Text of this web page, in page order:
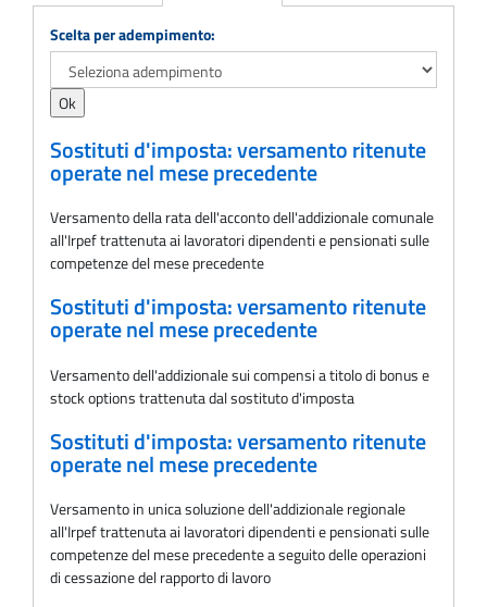
Adempimento
Scelta per adempimento:
Sostituti d'imposta: versamento ritenute
operate nel mese precedente
Versamento della rata dell'acconto dell'addizionale comunale
all'Irpef trattenuta ai lavoratori dipendenti e pensionati sulle
competenze del mese precedente
Sostituti d'imposta: versamento ritenute
operate nel mese precedente
Versamento dell'addizionale sui compensi a titolo di bonus e
stock options trattenuta dal sostituto d'imposta
Sostituti d'imposta: versamento ritenute
operate nel mese precedente
Versamento in unica soluzione dell'addizionale regionale
all'Irpef trattenuta ai lavoratori dipendenti e pensionati sulle
competenze del mese precedente a seguito delle operazioni
di cessazione del rapporto di lavoro